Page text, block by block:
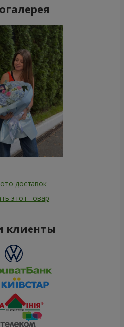
доставок
этот товар
клиенты